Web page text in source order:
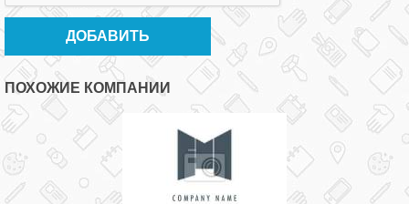
ПОХОЖИЕ КОМПАНИИ